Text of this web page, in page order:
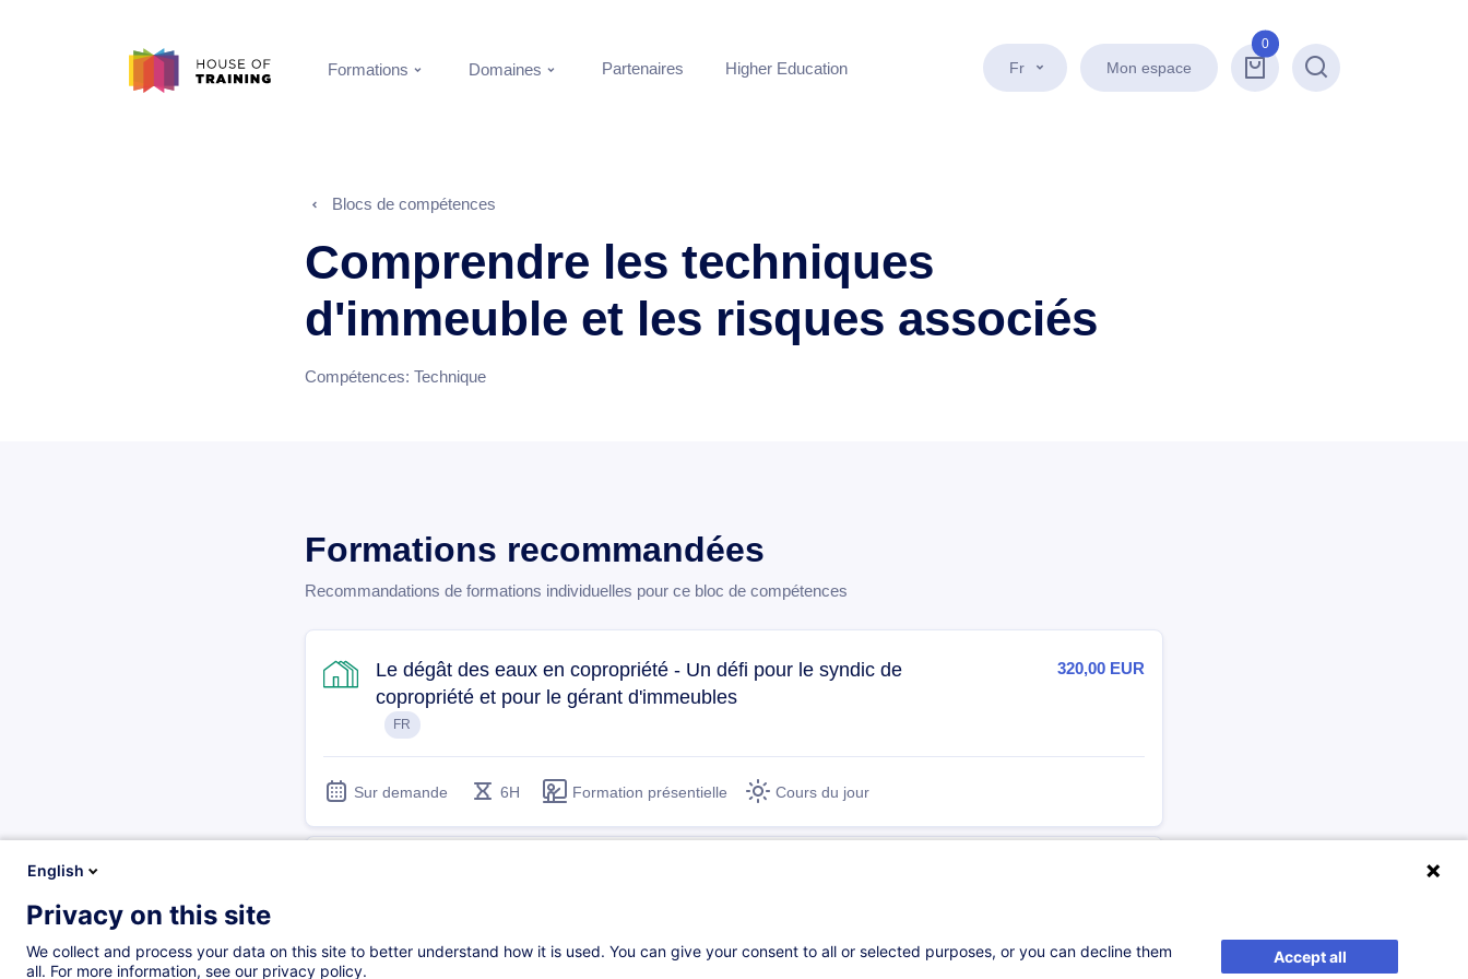
Fr Mon espace
0
Recherche
Formations Domaines Partenaires Higher Education
Blocs de compétences
Comprendre les techniques
d'immeuble et les risques associés
Compétences: Technique
Formations recommandées
Recommandations de formations individuelles pour ce bloc de compétences
Le dégât des eaux en copropriété - Un défi pour le syndic de
copropriété et pour le gérant d'immeubles
FR
320,00 EUR
Sur demande 6H Formation présentielle Cours du jour
English
Privacy on this site
We collect and process your data on this site to better understand how it is used. You can give your consent to all or selected purposes, or you can decline them
all. For more information, see our privacy policy.
Accept all